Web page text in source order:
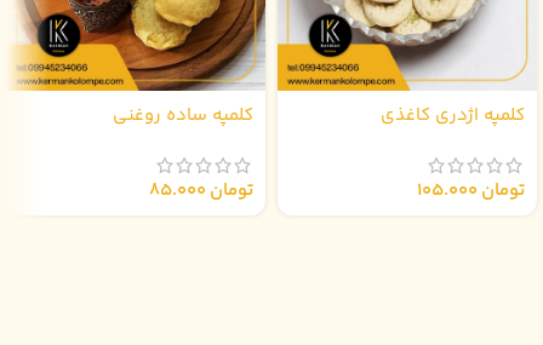
کلمپه اژدری کاغذی
تومان
کلمپه ساده روغنی
تومان